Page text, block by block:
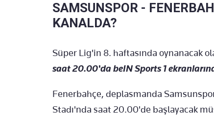
SAMSUNSPOR -
KANALDA?
Süper Lig'in 8. haftasında oynanacak
saat 20.00'da beIN Sports 1
Fenerbahçe, deplasmanda
Stadı'nda saat 20.00'de başlayacak